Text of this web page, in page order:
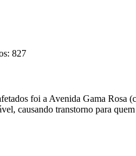
827
foi a Avenida Gama Rosa
causando transtorno para